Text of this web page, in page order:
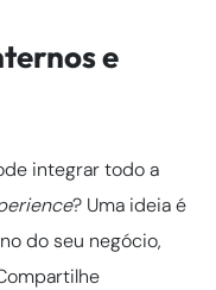
e
integrar todo a
? Uma ideia é
do seu negócio,